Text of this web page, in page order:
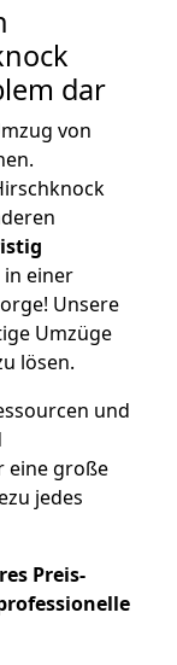
dar
von
in einer
Unsere
Umzüge
lösen.
und
eine große
jedes
Preis-